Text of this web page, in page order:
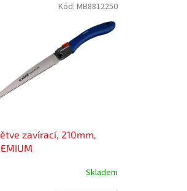
zavírací, 210mm,
Skladem
Kód: MB8812250